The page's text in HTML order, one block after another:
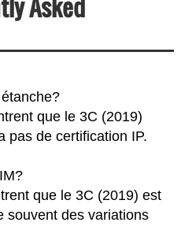
que le 3C (2019)
pas de certification IP.
que le 3C (2019) est
souvent des variations